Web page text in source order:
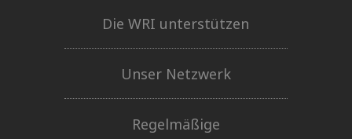
Die WRI unterstützen
Unser Netzwerk
Regelmäßige